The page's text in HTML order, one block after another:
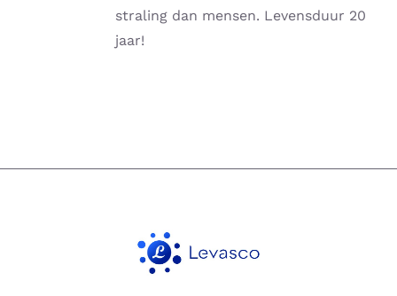
straling dan mensen. Levensduur 20
jaar!